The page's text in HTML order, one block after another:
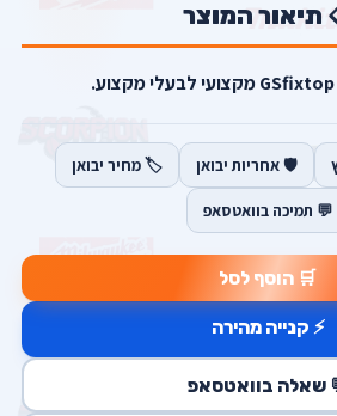
תיאור המוצר
🛡️ אחריות יבואן 🏷️ מחיר יבואן
💬 תמיכה בוואטסאפ
🛒 הוסף לסל
⚡ קנייה מהירה
שאלה בוואטסאפ